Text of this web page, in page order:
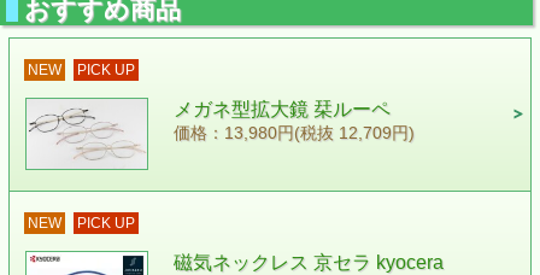
おすすめ商品
NEW PICK UP
メガネ型拡大鏡 栞ルーペ
価格：13,980円(税抜 12,709円)
NEW PICK UP
磁気ネックレス 京セラ kyocera